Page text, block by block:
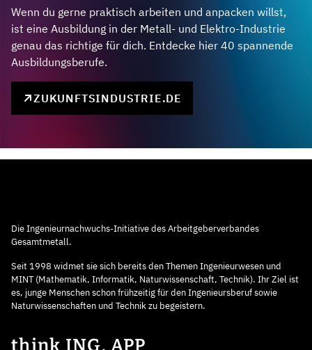
Wenn du gerne praktisch arbeiten und anpacken willst,
ist eine Ausbildung in der Metall- und Elektro-Industrie
genau das richtige für dich. Entdecke hier 40 spannende
Ausbildungsberufe.
ZUKUNFTSINDUSTRIE.DE
Die Ingenieurnachwuchs-Initiative des Arbeitgeberverbandes
Gesamtmetall.
Seit 1998 widmet sie sich bereits den Themen Ingenieurwesen und
MINT (Mathematik, Informatik, Naturwissenschaft, Technik). Ihr Ziel ist
es, junge Menschen schon frühzeitig für den Ingenieursberuf sowie
Naturwissenschaften und Technik zu begeistern.
think ING. APP